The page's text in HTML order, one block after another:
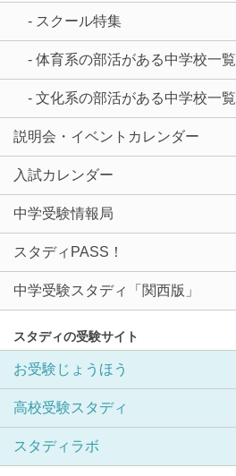
- スクール特集
- 体育系の部活がある中学校一覧
- 文化系の部活がある中学校一覧
説明会・イベントカレンダー
入試カレンダー
中学受験情報局
スタディPASS！
中学受験スタディ「関西版」
スタディの受験サイト
お受験じょうほう
高校受験スタディ
スタディラボ